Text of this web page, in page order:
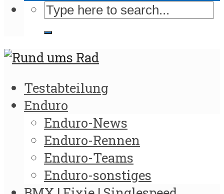
Testabteilung
Enduro
Enduro-News
Enduro-Rennen
Enduro-Teams
Enduro-sonstiges